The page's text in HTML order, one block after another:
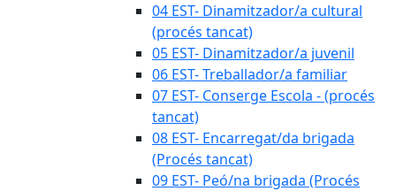
04 EST- Dinamitzador/a cultural
(procés tancat)
05 EST- Dinamitzador/a juvenil
06 EST- Treballador/a familiar
07 EST- Conserge Escola - (procés
tancat)
08 EST- Encarregat/da brigada
(Procés tancat)
09 EST- Peó/na brigada (Procés